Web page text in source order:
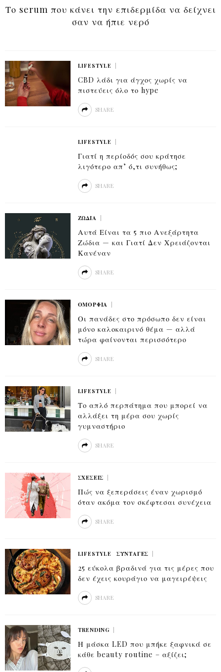
20 εύκολα φαγητά για τη δουλειά που δεν
είναι άλλη μία βαρετή σαλάτα
ΟΜΟΡΦΙΆ
Η παλέτα που έκανε τις σκιές ματιών να
μοιάζουν ξανά εύκολες
Το serum που κάνει την επιδερμίδα να δείχνει
σαν να ήπιε νερό
LIFESTYLE
CBD λάδι για άγχος χωρίς να
πιστεύεις όλο το hype
SHARE
LIFESTYLE
Γιατί η περίοδός σου κράτησε
λιγότερο απ’ ό,τι συνήθως;
SHARE
ΖΏΔΙΑ
Αυτά Είναι τα 5 πιο Ανεξάρτητα
Ζώδια — και Γιατί Δεν Χρειάζονται
Κανέναν
SHARE
ΟΜΟΡΦΙΆ
Οι πανάδες στο πρόσωπο δεν είναι
μόνο καλοκαιρινό θέμα — αλλά
τώρα φαίνονται περισσότερο
SHARE
LIFESTYLE
Το απλό περπάτημα που μπορεί να
αλλάξει τη μέρα σου χωρίς
γυμναστήριο
SHARE
ΣΧΈΣΕΙΣ
Πώς να ξεπεράσεις έναν χωρισμό
όταν ακόμα τον σκέφτεσαι συνέχεια
SHARE
LIFESTYLE ΣΥΝΤΑΓΈΣ
25 εύκολα βραδινά για τις μέρες που
δεν έχεις κουράγιο να μαγειρέψεις
SHARE
TRENDING
Η μάσκα LED που μπήκε ξαφνικά σε
κάθε beauty routine – αξίζει;